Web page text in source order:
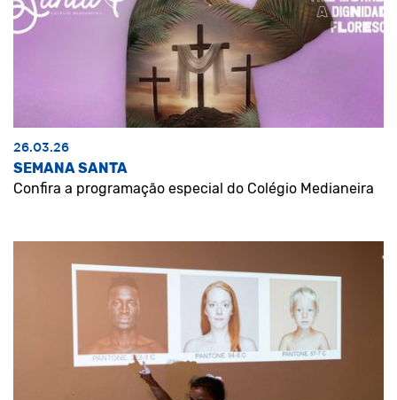
26.03.26
SEMANA SANTA
Confira a programação especial do Colégio Medianeira